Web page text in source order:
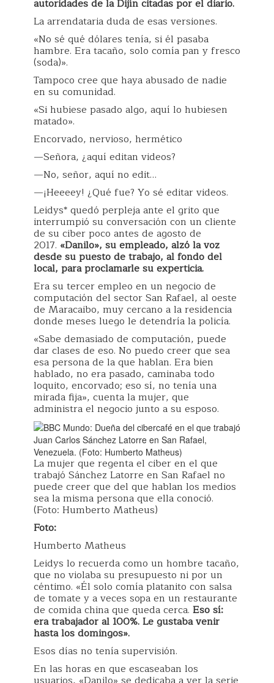
autoridades de la Dijín citadas por el diario.
La arrendataria duda de esas versiones.
«No sé qué dólares tenía, si él pasaba
hambre. Era tacaño, solo comía pan y fresco
(soda)».
Tampoco cree que haya abusado de nadie
en su comunidad.
«Si hubiese pasado algo, aquí lo hubiesen
matado».
Encorvado, nervioso, hermético
—Señora, ¿aquí editan videos?
—No, señor, aquí no edit…
—¡Heeeey! ¿Qué fue? Yo sé editar videos.
Leidys* quedó perpleja ante el grito que
interrumpió su conversación con un cliente
de su ciber poco antes de agosto de
2017. «Danilo», su empleado, alzó la voz
desde su puesto de trabajo, al fondo del
local, para proclamarle su experticia.
Era su tercer empleo en un negocio de
computación del sector San Rafael, al oeste
de Maracaibo, muy cercano a la residencia
donde meses luego le detendría la policía.
«Sabe demasiado de computación, puede
dar clases de eso. No puedo creer que sea
esa persona de la que hablan. Era bien
hablado, no era pasado, caminaba todo
loquito, encorvado; eso sí, no tenía una
mirada fija», cuenta la mujer, que
administra el negocio junto a su esposo.
La mujer que regenta el ciber en el que
trabajó Sánchez Latorre en San Rafael no
puede creer que del que hablan los medios
sea la misma persona que ella conoció.
(Foto: Humberto Matheus)
Foto:
Humberto Matheus
Leidys lo recuerda como un hombre tacaño,
que no violaba su presupuesto ni por un
céntimo. «Él solo comía platanito con salsa
de tomate y a veces sopa en un restaurante
de comida china que queda cerca. Eso sí:
era trabajador al 100%. Le gustaba venir
hasta los domingos».
Esos días no tenía supervisión.
En las horas en que escaseaban los